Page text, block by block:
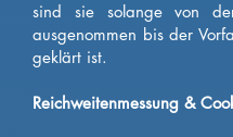
sind sie solange von
ausgenommen bis der
geklärt ist.
Reichweitenmessung &